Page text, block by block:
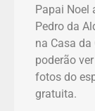
Papai Noel
Pedro da
na Casa
poderão
fotos do
gratuita.